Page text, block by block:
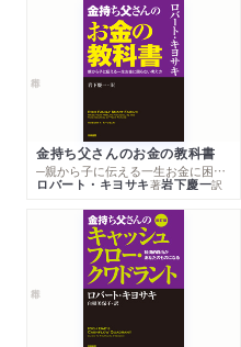
金持ち父さんのお金の教科書
─親から子に伝える一生お金に困らない考え方
ロバート・キヨサキ著岩下慶一訳